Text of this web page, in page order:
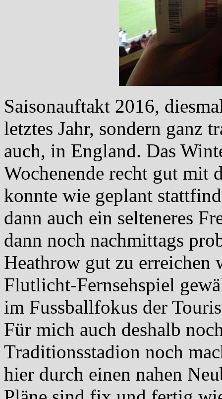
Saisonauftakt 2016,
letztes Jahr, sondern ganz
auch, in England. Das
Wochenende recht gut mit
konnte wie geplant
dann auch ein selteneres
dann noch nachmittags
Heathrow gut zu erreichen
Flutlicht-Fernsehspiel
im Fussballfokus der
Für mich auch deshalb
Traditionsstadion noch
hier durch einen nahen